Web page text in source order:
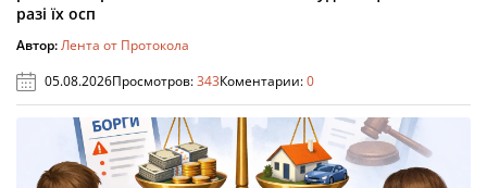
разі їх осп
Автор:Лента от Протокола
05.08.2026Просмотров:343Коментарии:0